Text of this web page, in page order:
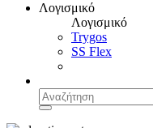
Λογισμικό
Λογισμικό
Trygos
SS Flex